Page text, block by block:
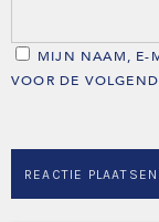
MIJN NAAM, E-
VOOR DE